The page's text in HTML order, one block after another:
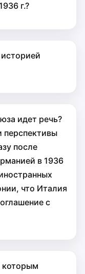
г.?
идет речь?
после
в 1936
что Италия
с
которым